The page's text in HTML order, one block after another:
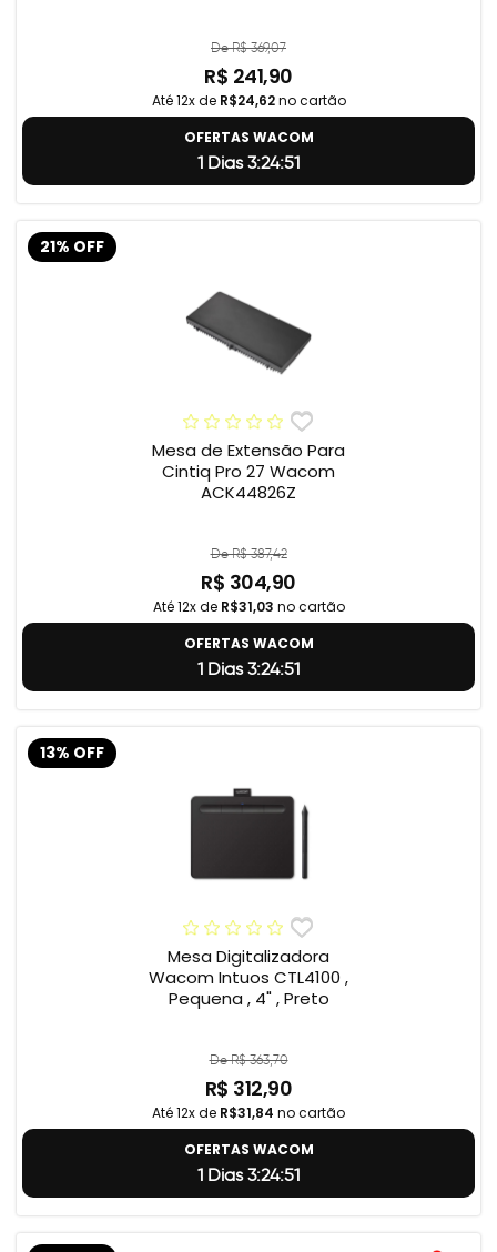
De R$ 369,07
R$ 241,90
Até 12x de R$24,62no cartão
OFERTAS WACOM
1 Dias 3:24:50
21% OFF
Mesa de Extensão Para
Cintiq Pro 27 Wacom
ACK44826Z
De R$ 387,42
R$ 304,90
Até 12x de R$31,03 no cartão
OFERTAS WACOM
1 Dias 3:24:50
13% OFF
Mesa Digitalizadora
Wacom Intuos CTL4100 ,
Pequena , 4" , Preto
De R$ 363,70
R$ 312,90
Até 12x de R$31,84 no cartão
OFERTAS WACOM
1 Dias 3:24:50